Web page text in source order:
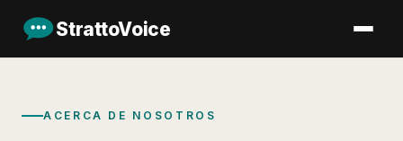
StrattoVoice
ACERCA DE NOSOTROS